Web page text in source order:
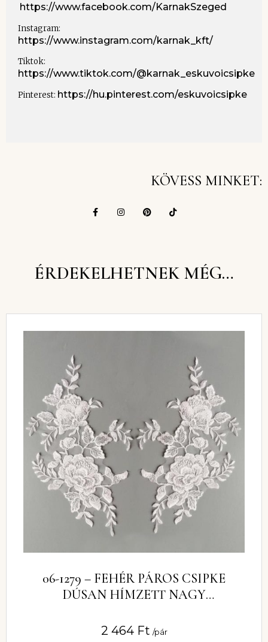
https://www.facebook.com/KarnakSzeged
Instagram:
https://www.instagram.com/karnak_kft/
Tiktok:
https://www.tiktok.com/@karnak_eskuvoicsipke
Pinterest: https://hu.pinterest.com/eskuvoicsipke
KÖVESS MINKET:
ÉRDEKELHETNEK MÉG…
06-1279 – FEHÉR PÁROS CSIPKE
DÚSAN HÍMZETT NAGY
2 464 Ft /pár